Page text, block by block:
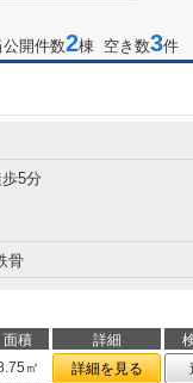
公開件数2棟 空き数3件
歩5分
骨
面積 詳細
㎡ 詳細を見る